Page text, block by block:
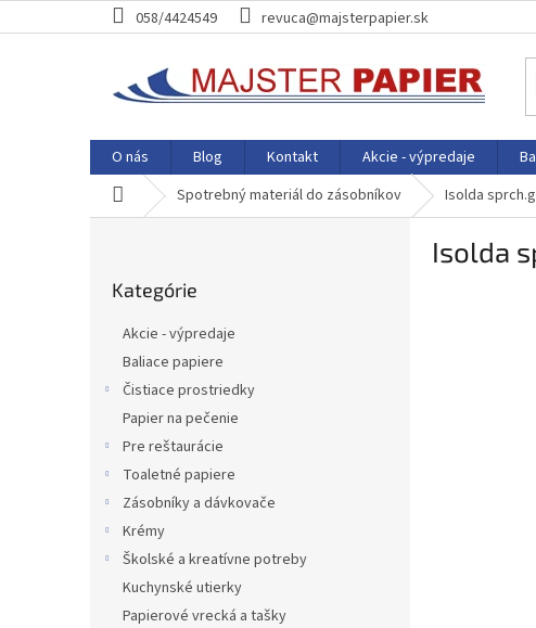
na
058/4424549 revuca@majsterpapier.sk
O nás Blog Kontakt Akcie - výpredaje
DomovSpotrebný materiál do zásobníkov Isolda
kategórie
Kategórie
Akcie - výpredaje
Baliace papiere
Čistiace prostriedky
Papier na pečenie
Pre reštaurácie
Toaletné papiere
Zásobníky a dávkovače
Krémy
Školské a kreatívne potreby
Kuchynské utierky
Papierové vrecká a tašky
Isolda